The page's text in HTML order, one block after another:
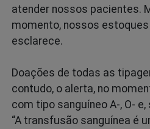
atender nossos pacientes.
momento, nossos
esclarece.
Doações de todas as
contudo, o alerta, no
com tipo sanguíneo A-, O- e,
“A transfusão sanguínea é